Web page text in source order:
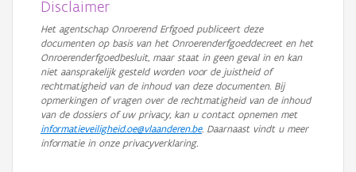
Disclaimer
Het agentschap Onroerend Erfgoed publiceert deze
documenten op basis van het Onroerenderfgoeddecreet en het
Onroerenderfgoedbesluit, maar staat in geen geval in en kan
niet aansprakelijk gesteld worden voor de juistheid of
rechtmatigheid van de inhoud van deze documenten. Bij
opmerkingen of vragen over de rechtmatigheid van de inhoud
van de dossiers of uw privacy, kan u contact opnemen met
informatieveiligheid.oe@vlaanderen.be. Daarnaast vindt u meer
informatie in onze privacyverklaring.